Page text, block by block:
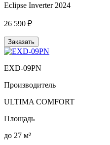
Eclipse Inverter 2024
26 590 ₽
Заказать
EXD-09PN
Производитель
ULTIMA COMFORT
Площадь
до 27 м²